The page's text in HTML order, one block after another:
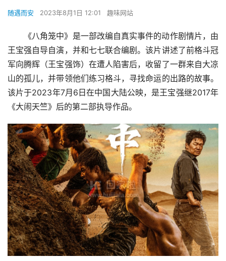
随遇而安 2023年8月1日 12:01 趣味网站
《八角笼中》是一部改编自真实事件的动作剧情片，由
王宝强自导自演，并和七七联合编剧。该片讲述了前格斗冠
军向腾辉（王宝强饰）在遭人陷害后，收留了一群来自大凉
山的孤儿，并带领他们练习格斗，寻找命运的出路的故事。
该片于2023年7月6日在中国大陆公映，是王宝强继2017年
《大闹天竺》后的第二部执导作品。